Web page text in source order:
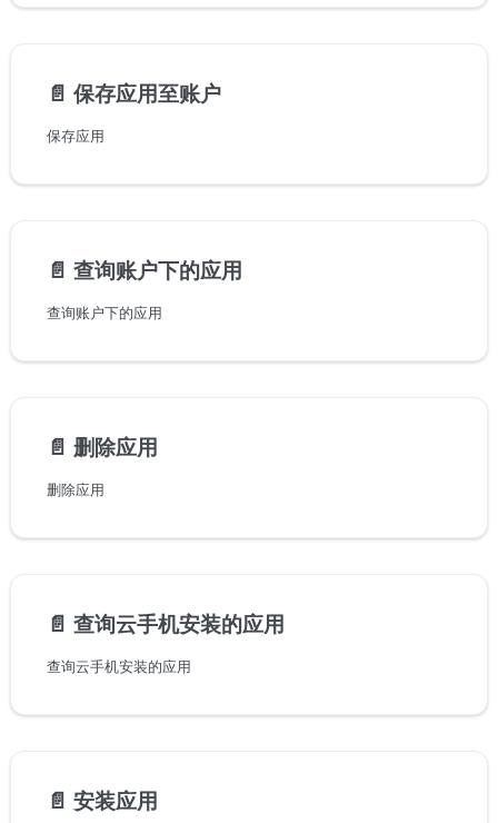
📄️ 保存应用至账户
保存应用
📄️ 查询账户下的应用
查询账户下的应用
📄️ 删除应用
删除应用
📄️ 查询云手机安装的应用
查询云手机安装的应用
📄️ 安装应用